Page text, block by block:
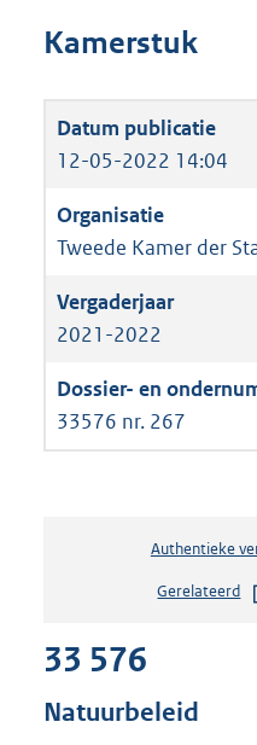
Kamerstuk
12-05-2022 14:04
Tweede Kamer der
2021-2022
33576 nr. 267
Authentieke
Gerelateerd
33 576
Natuurbeleid